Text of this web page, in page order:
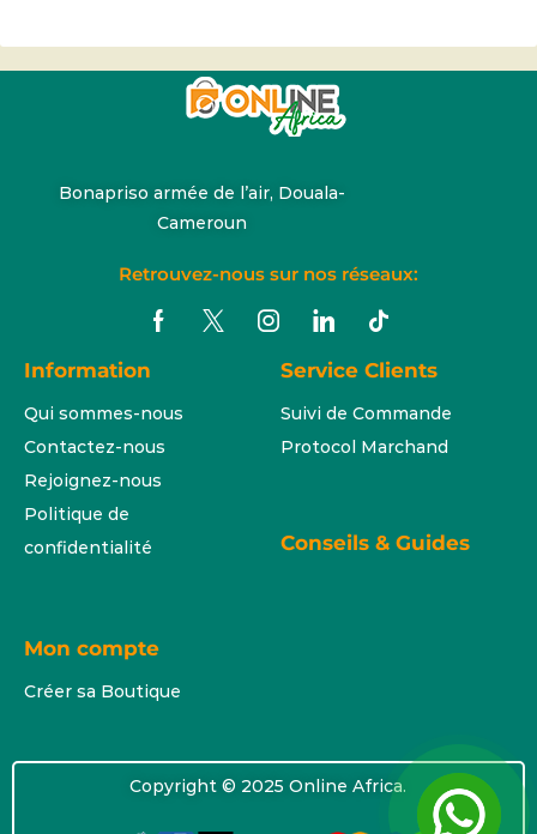
Bonapriso armée de l’air, Douala-
Cameroun
Retrouvez-nous sur nos réseaux:
Information
Qui sommes-nous
Contactez-nous
Rejoignez-nous
Politique de
confidentialité
Service Clients
Suivi de Commande
Protocol Marchand
Conseils & Guides
Mon compte
Créer sa Boutique
Copyright © 2025 Online Africa.